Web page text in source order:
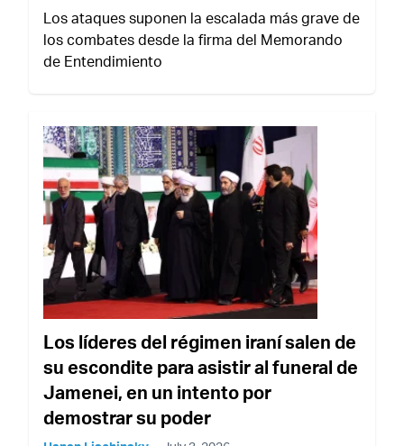
Los ataques suponen la escalada más grave de
los combates desde la firma del Memorando
de Entendimiento
Los líderes del régimen iraní salen de
su escondite para asistir al funeral de
Jamenei, en un intento por
demostrar su poder